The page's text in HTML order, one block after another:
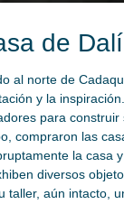
de Dalí
al norte de
y la
para
compraron las
la
diversos
taller, aún intacto,